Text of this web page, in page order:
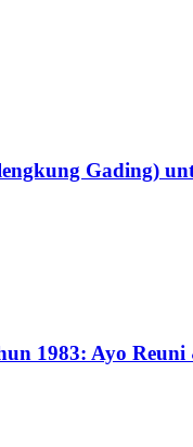
Gading)
1983: Ayo Reuni